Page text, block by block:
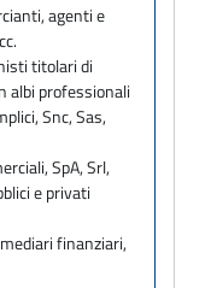
agenti e
titolari di
albi professionali
Snc, Sas,
SpA, Srl,
e privati
finanziari,